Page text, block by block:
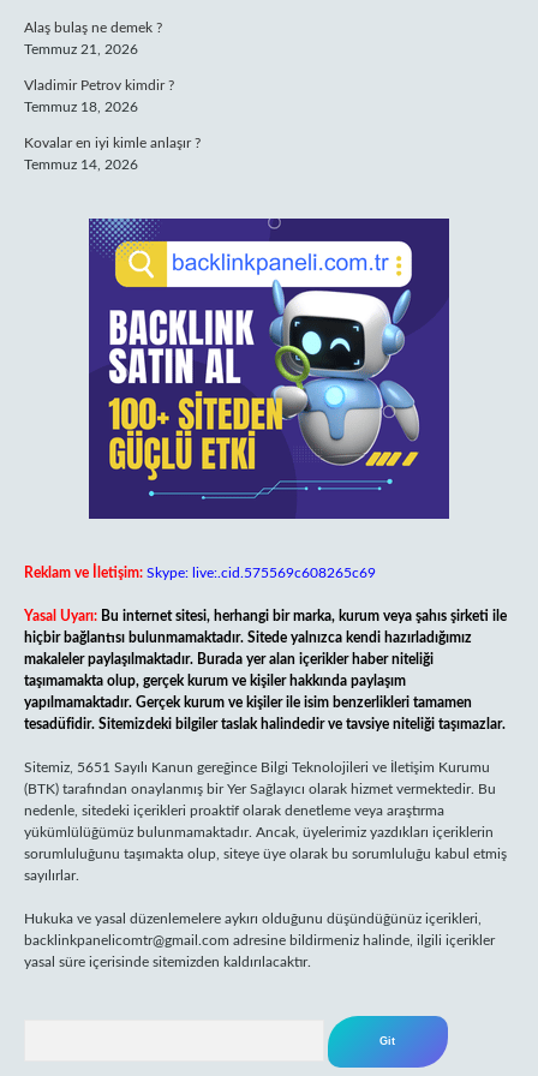
Alaş bulaş ne demek ?
Temmuz 21, 2026
Vladimir Petrov kimdir ?
Temmuz 18, 2026
Kovalar en iyi kimle anlaşır ?
Temmuz 14, 2026
Reklam ve İletişim: Skype: live:.cid.575569c608265c69
Yasal Uyarı: Bu internet sitesi, herhangi bir marka, kurum veya şahıs şirketi ile
hiçbir bağlantısı bulunmamaktadır. Sitede yalnızca kendi hazırladığımız
makaleler paylaşılmaktadır. Burada yer alan içerikler haber niteliği
taşımamakta olup, gerçek kurum ve kişiler hakkında paylaşım
yapılmamaktadır. Gerçek kurum ve kişiler ile isim benzerlikleri tamamen
tesadüfidir. Sitemizdeki bilgiler taslak halindedir ve tavsiye niteliği taşımazlar.
Sitemiz, 5651 Sayılı Kanun gereğince Bilgi Teknolojileri ve İletişim Kurumu
(BTK) tarafından onaylanmış bir Yer Sağlayıcı olarak hizmet vermektedir. Bu
nedenle, sitedeki içerikleri proaktif olarak denetleme veya araştırma
yükümlülüğümüz bulunmamaktadır. Ancak, üyelerimiz yazdıkları içeriklerin
sorumluluğunu taşımakta olup, siteye üye olarak bu sorumluluğu kabul etmiş
sayılırlar.
Hukuka ve yasal düzenlemelere aykırı olduğunu düşündüğünüz içerikleri,
backlinkpanelicomtr@gmail.com adresine bildirmeniz halinde, ilgili içerikler
yasal süre içerisinde sitemizden kaldırılacaktır.